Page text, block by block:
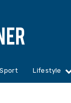
Sport Lifestyle